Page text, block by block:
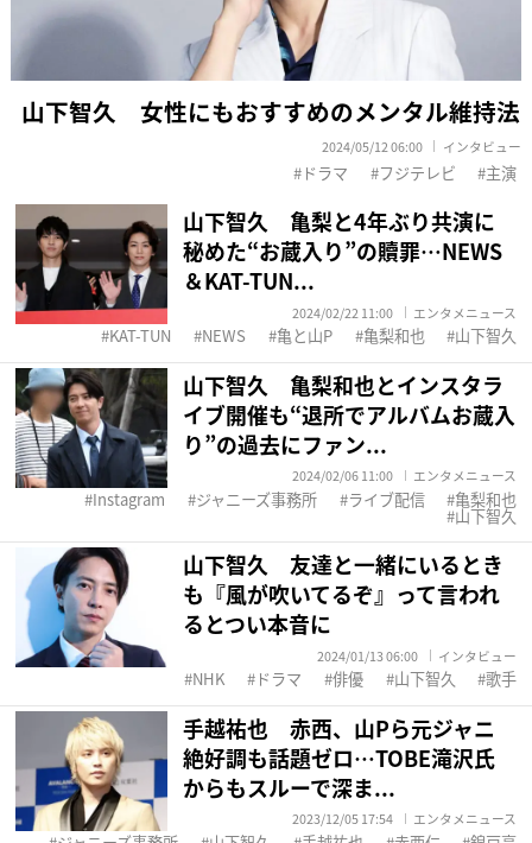
山下智久 女性にもおすすめのメンタル維持法
2024/05/12 06:00 インタビュー
ドラマ フジテレビ 主演
山下智久 亀梨と4年ぶり共演に
秘めた“お蔵入り”の贖罪…NEWS
＆KAT-TUN...
2024/02/22 11:00 エンタメニュース
KAT-TUN NEWS 亀と山P 亀梨和也 山下智久
山下智久 亀梨和也とインスタラ
イブ開催も“退所でアルバムお蔵入
り”の過去にファン...
2024/02/06 11:00 エンタメニュース
Instagram ジャニーズ事務所 ライブ配信 亀梨和也
山下智久
山下智久 友達と一緒にいるとき
も『風が吹いてるぞ』って言われ
るとつい本音に
2024/01/13 06:00 インタビュー
NHK ドラマ 俳優 山下智久 歌手
手越祐也 赤西、山Pら元ジャニ
絶好調も話題ゼロ…TOBE滝沢氏
からもスルーで深ま...
2023/12/05 17:54 エンタメニュース